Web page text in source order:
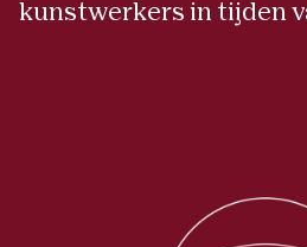
kunstwerkers in tijden